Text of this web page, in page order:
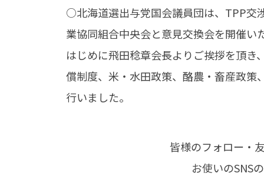
○北海道選出与党国会議員団は、TPP交
業協同組合中央会と意見交換会を開催い
はじめに飛田稔章会長よりご挨拶を頂
償制度、米・水田政策、酪農・畜産政策
行いました。
皆様のフォロー・
お使いのSNS